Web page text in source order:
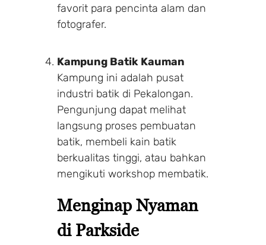
favorit para pencinta alam dan
fotografer.
Kampung Batik Kauman
Kampung ini adalah pusat
industri batik di Pekalongan.
Pengunjung dapat melihat
langsung proses pembuatan
batik, membeli kain batik
berkualitas tinggi, atau bahkan
mengikuti workshop membatik.
Menginap Nyaman
di Parkside